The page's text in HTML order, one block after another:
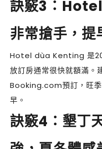
訣竅3：
非常搶手，提
Hotel dùa Kenting 是
放訂房通常很快就額滿。
Booking.com預訂，旺
早。
訣竅4：墾丁